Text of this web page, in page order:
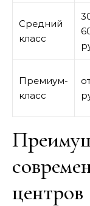
Средний
класс
Премиум-
класс
центров